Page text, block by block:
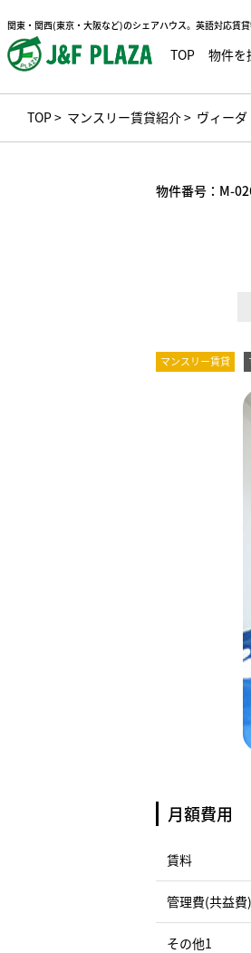
関東・関西(東京・大阪など)のシェアハウス。英語対応賃
TOP 物件を
TOP> マンスリー賃貸紹介> ヴィー
物件番号： M-
マンスリー賃貸
月額費用
賃料
管理費(共益費)
その他1